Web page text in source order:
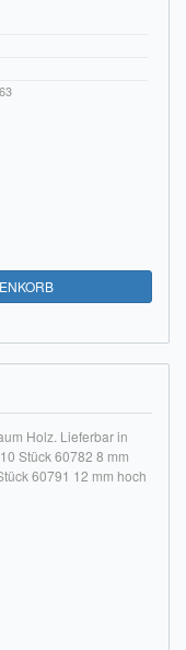
Holz. Lieferbar in
Stück 60782 8 mm
60791 12 mm hoch